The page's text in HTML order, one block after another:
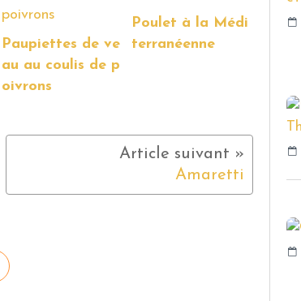
Paupiettes de ve
au au coulis de p
oivrons
Poulet à la Médi
terranéenne
Amaretti